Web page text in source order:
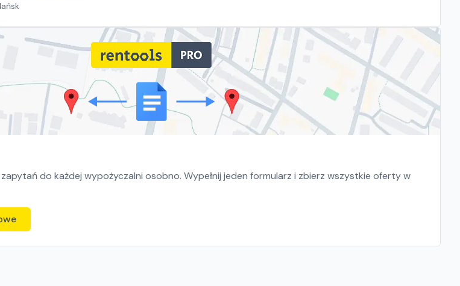
do każdej wypożyczalni osobno. Wypełnij jeden formularz i zbierz wszystkie oferty w